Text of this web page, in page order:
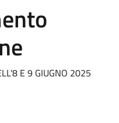
E 9 GIUGNO 2025